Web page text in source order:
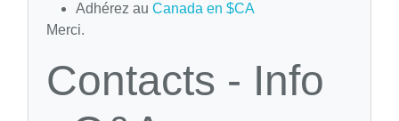
Adhérez au Canada en $CA
Merci.
Contacts - Info